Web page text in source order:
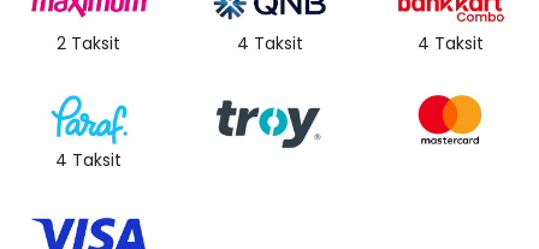
2 Taksit 4 Taksit 4 Taksit
4 Taksit